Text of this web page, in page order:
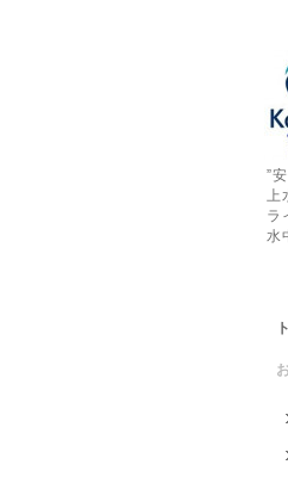
”
上
ラ
水